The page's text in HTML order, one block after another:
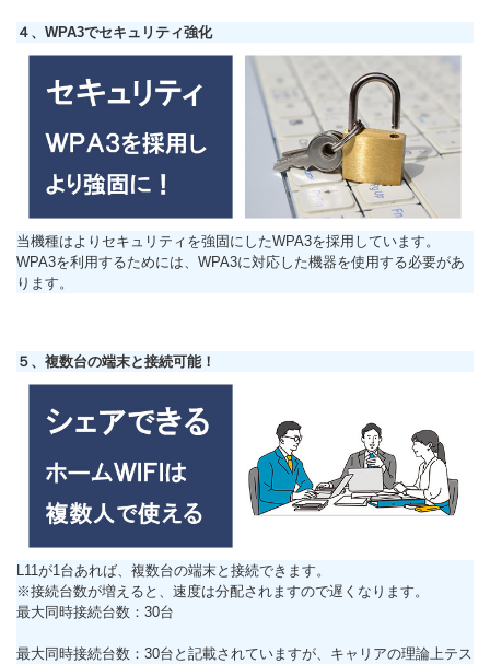
４、WPA3でセキュリティ強化
当機種はよりセキュリティを強固にしたWPA3を採用しています。
WPA3を利用するためには、WPA3に対応した機器を使用する必要があ
ります。
５、複数台の端末と接続可能！
L11が1台あれば、複数台の端末と接続できます。
※接続台数が増えると、速度は分配されますので遅くなります。
最大同時接続台数：30台
最大同時接続台数：30台と記載されていますが、キャリアの理論上テス